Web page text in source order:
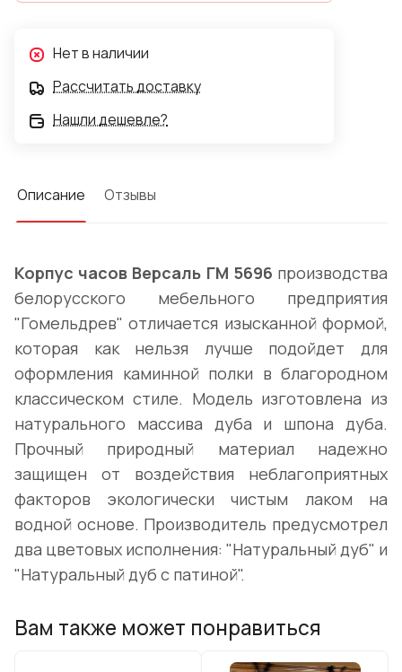
Нет в наличии
Рассчитать доставку
Нашли дешевле?
Описание Отзывы
Корпус часов Версаль ГМ 5696 производства
белорусского мебельного предприятия
"Гомельдрев" отличается изысканной формой,
которая как нельзя лучше подойдет для
оформления каминной полки в благородном
классическом стиле. Модель изготовлена из
натурального массива дуба и шпона дуба.
Прочный природный материал надежно
защищен от воздействия неблагоприятных
факторов экологически чистым лаком на
водной основе. Производитель предусмотрел
два цветовых исполнения: "Натуральный дуб" и
"Натуральный дуб с патиной".
Вам также может понравиться